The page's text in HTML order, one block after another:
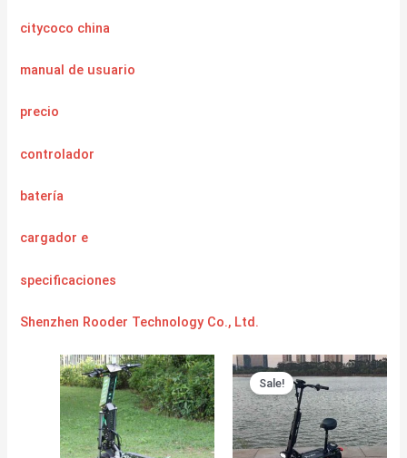
citycoco china
manual de usuario
precio
controlador
batería
cargador e
specificaciones
Shenzhen Rooder Technology Co., Ltd.
Sale!